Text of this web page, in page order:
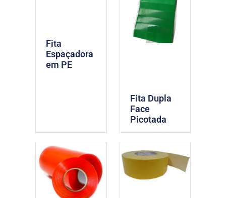
Fita
Espaçadora
em PE
Fita Dupla
Face
Picotada